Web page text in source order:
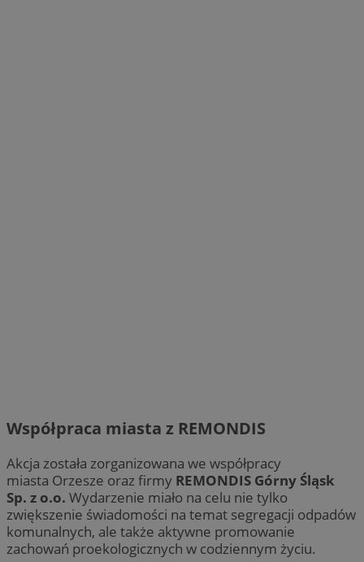
Współpraca miasta z REMONDIS
Akcja została zorganizowana we współpracy
miasta Orzesze oraz firmy REMONDIS Górny Śląsk
Sp. z o.o. Wydarzenie miało na celu nie tylko
zwiększenie świadomości na temat segregacji odpadów
komunalnych, ale także aktywne promowanie
zachowań proekologicznych w codziennym życiu.